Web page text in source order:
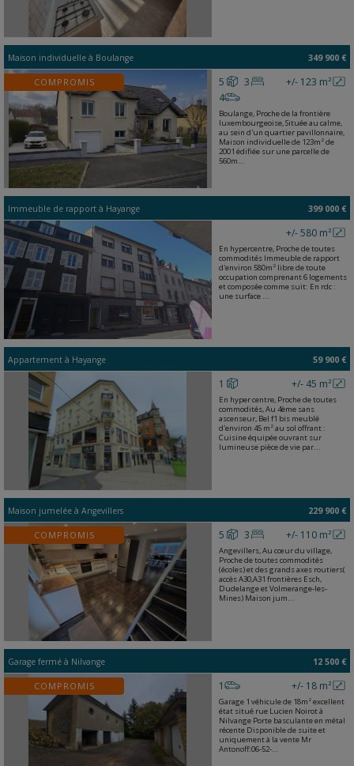
Maison individuelle à Boulange 349 900 €
COMPROMIS +/- 123 m²
5
3
4
Boulange, Proche de la frontière
luxembourgeoise, Située au calme,
au sein d'un quartier pavillonnaire,
Maison individuelle de 123m² de
2001 édifiée sur une parcelle de
560m...
Immeuble de rapport à Hayange 399 000 €
+/- 580 m²
En hypercentre, Proche de toutes
commodités Immeuble de rapport
d'environ 580m² libre de toute
occupation comprenant 6 logements
et composée comme suit: En rdc :
une surface ...
Appartement à Hayange 59 900 €
+/- 45 m²
1
En hyper centre, Proche de toutes
commodités, Au 4ème sans
ascenseur, Bel f1 bis meublé
d'environ 45 m² au sol offrant :
Cuisine équipée ouvrant sur
lumineuse pièce de vie par...
Maison jumelée à Angevillers 229 900 €
COMPROMIS +/- 110 m²
5 3
Angevillers, Au cœur du village,
Proche de toutes commodités
(écoles) et des grands axes routiers(
accès A30,A31 frontières Esch,
Dudelange et Volmerange-les-
Mines) Maison jum...
Garage fermé à Nilvange 12 500 €
COMPROMIS +/- 18 m²
1
Garage 1 véhicule de 18m² excellent
état situé rue Lucien Noirot à
Nilvange Porte basculante en métal
récente Disponible de suite et
uniquement à la vente Mr
Antonoff:06-52-...